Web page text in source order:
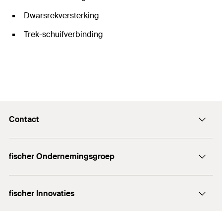
Dwarsrekversterking
Trek-schuifverbinding
Contact
Stuur een email
+32 (0) 15 28 47 00
fischer Ondernemingsgroep
LNT Automation
fischer Innovaties